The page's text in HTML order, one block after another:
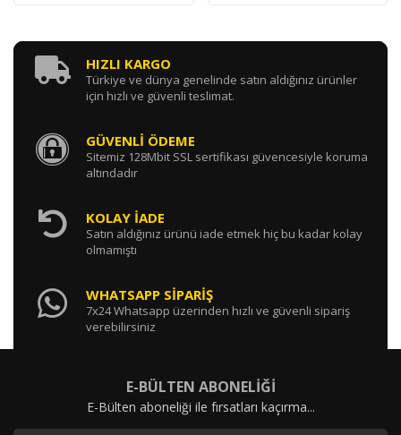
HIZLI KARGO
Türkiye ve dünya genelinde satın aldığınız ürünler
için hızlı ve güvenli teslimat.
GÜVENLİ ÖDEME
Sitemiz 128Mbit SSL sertifikası güvencesiyle koruma
altındadır
KOLAY İADE
Satın aldığınız ürünü iade etmek hiç bu kadar kolay
olmamıştı
WHATSAPP SİPARİŞ
7x24 Whatsapp üzerinden hızlı ve güvenli sipariş
verebilirsiniz
E-BÜLTEN ABONELİĞİ
E-Bülten aboneliği ile fırsatları kaçırma...